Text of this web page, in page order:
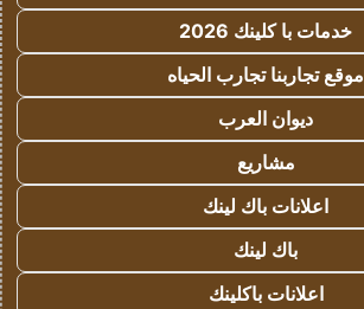
خدمات با كلينك 2026
موقع تجاربنا تجارب الحياه
ديوان العرب
مشاريع
اعلانات باك لينك
باك لينك
اعلانات باكلينك